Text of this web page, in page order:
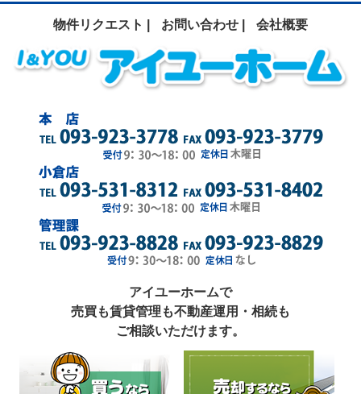
物件リクエスト | お問い合わせ | 会社概要
アイユーホームで
売買も賃貸管理も不動産運用・相続も
ご相談いただけます。